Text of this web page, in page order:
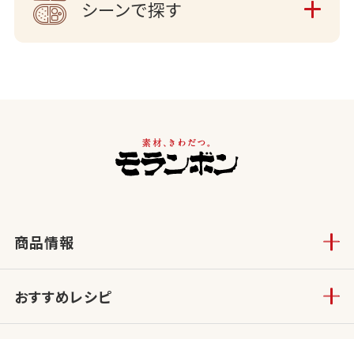
シーンで探す
商品情報
おすすめレシピ